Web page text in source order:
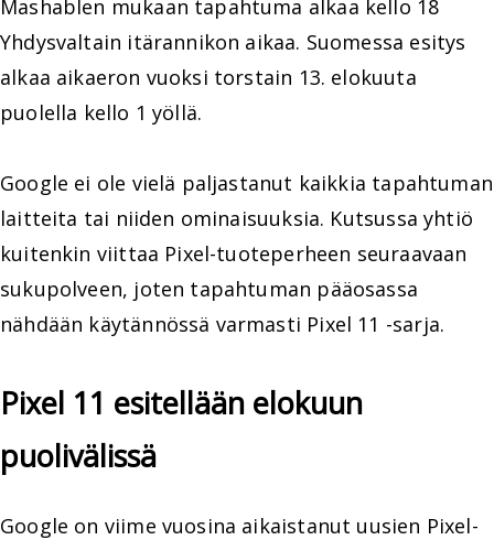
Mashablen mukaan tapahtuma alkaa kello 18
Yhdysvaltain itärannikon aikaa. Suomessa esitys
alkaa aikaeron vuoksi torstain 13. elokuuta
puolella kello 1 yöllä.
Google ei ole vielä paljastanut kaikkia tapahtuman
laitteita tai niiden ominaisuuksia. Kutsussa yhtiö
kuitenkin viittaa Pixel-tuoteperheen seuraavaan
sukupolveen, joten tapahtuman pääosassa
nähdään käytännössä varmasti Pixel 11 -sarja.
Pixel 11 esitellään elokuun
puolivälissä
Google on viime vuosina aikaistanut uusien Pixel-